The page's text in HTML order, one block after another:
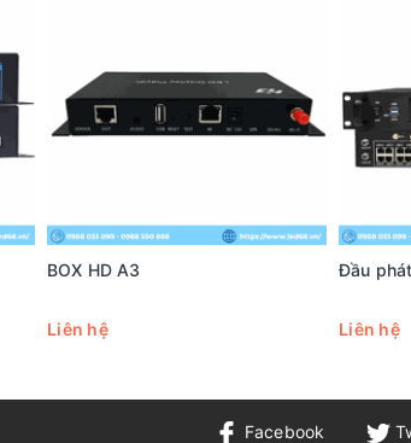
BOX HD A3
Liên hệ
Đầu
Liên hệ
Facebook